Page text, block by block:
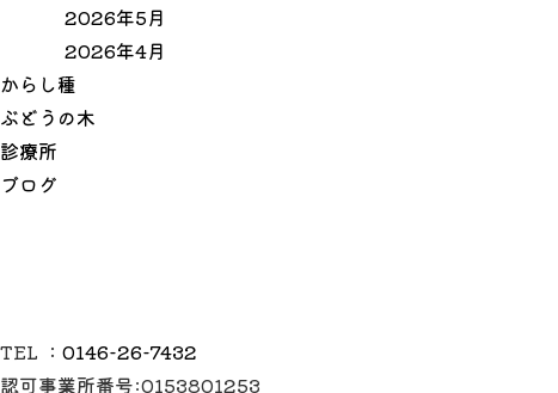
2026年5月
2026年4月
から し種
ぶど う の木
診療所
ブロ グ
TEL ： 0146-26-7432
認可事業所番号:0153801253